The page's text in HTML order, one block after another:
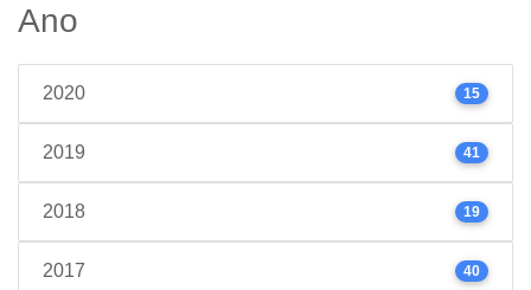
Ano
2020 15
2019 41
2018 19
2017 40